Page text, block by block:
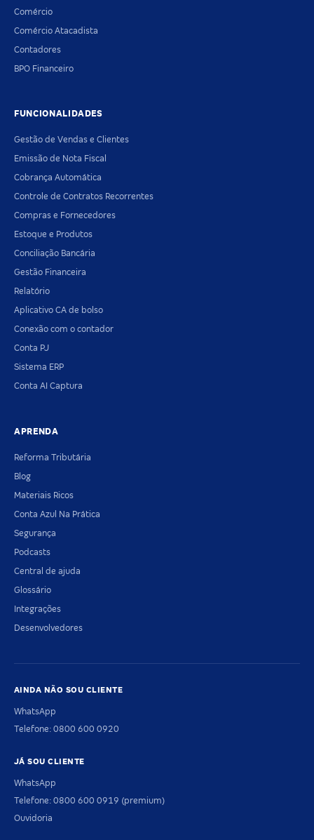
Comércio
Comércio Atacadista
Contadores
BPO Financeiro
FUNCIONALIDADES
Gestão de Vendas e Clientes
Emissão de Nota Fiscal
Cobrança Automática
Controle de Contratos Recorrentes
Compras e Fornecedores
Estoque e Produtos
Conciliação Bancária
Gestão Financeira
Relatório
Aplicativo CA de bolso
Conexão com o contador
Conta PJ
Sistema ERP
Conta AI Captura
APRENDA
Reforma Tributária
Blog
Materiais Ricos
Conta Azul Na Prática
Segurança
Podcasts
Central de ajuda
Glossário
Integrações
Desenvolvedores
AINDA NÃO SOU CLIENTE
WhatsApp
Telefone: 0800 600 0920
JÁ SOU CLIENTE
WhatsApp
Telefone: 0800 600 0919 (premium)
Ouvidoria